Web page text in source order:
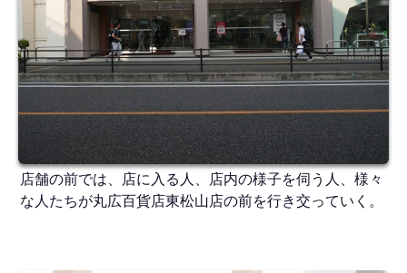
店舗の前では、店に入る人、店内の様子を伺う人、様々
な人たちが丸広百貨店東松山店の前を行き交っていく。